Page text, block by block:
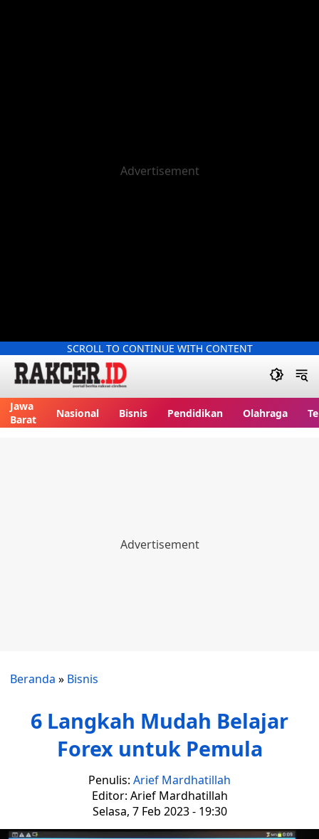
SCROLL TO CONTINUE WITH CONTENT
Jawa
Barat
Nasional Bisnis Pendidikan Olahraga
Beranda » Bisnis
6 Langkah Mudah Belajar
Forex untuk Pemula
Penulis: Arief Mardhatillah
Editor: Arief Mardhatillah
Selasa, 7 Feb 2023 - 19:30